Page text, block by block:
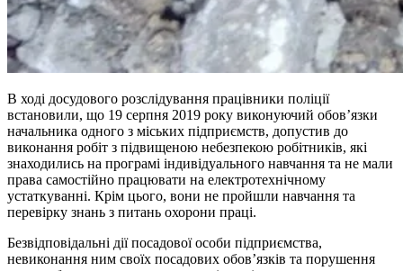
В ході досудового розслідування працівники поліції
встановили, що 19 серпня 2019 року виконуючий обов’язки
начальника одного з міських підприємств, допустив до
виконання робіт з підвищеною небезпекою робітників, які
знаходились на програмі індивідуального навчання та не мали
права самостійно працювати на електротехнічному
устаткуванні. Крім цього, вони не пройшли навчання та
перевірку знань з питань охорони праці.
Безвідповідальні дії посадової особи підприємства,
невиконання ним своїх посадових обов’язків та порушення